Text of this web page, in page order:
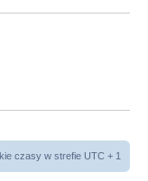
czasy w strefie UTC + 1